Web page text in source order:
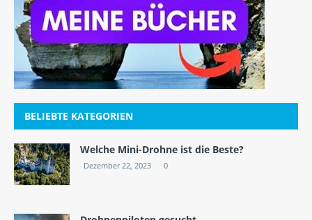
BELIEBTE KATEGORIEN
Welche Mini-Drohne ist die Beste?
Dezember 22, 2023 0